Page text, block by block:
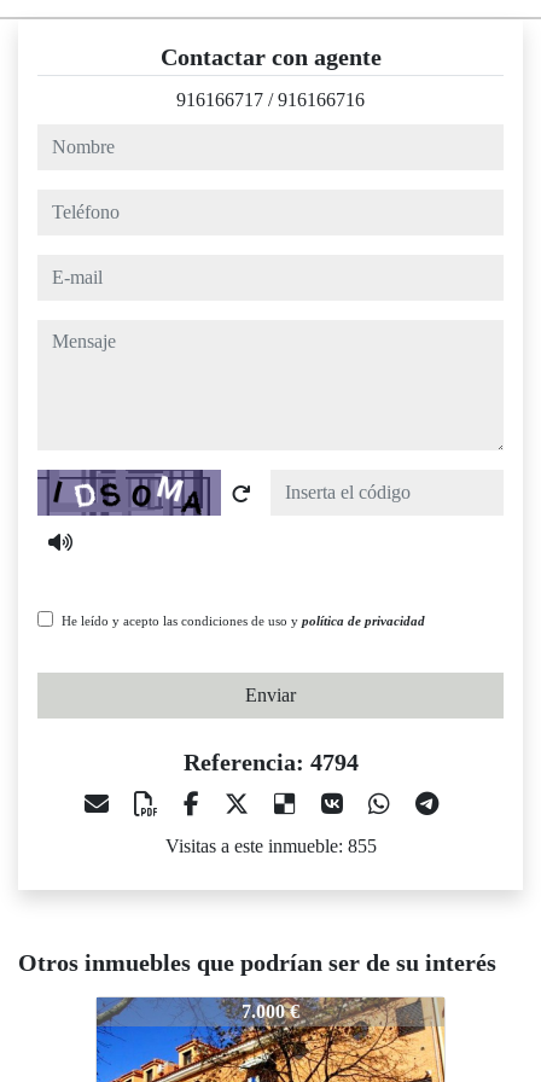
Contactar con agente
916166717 /916166716
nombre
teléfono
e-mail
mensaje
Captcha
He leído y acepto las condiciones de uso y política de privacidad
Enviar
Referencia: 4794
Visitas a este inmueble: 855
Otros inmuebles que podrían ser de su interés
7.000 €
4794 11.000 €